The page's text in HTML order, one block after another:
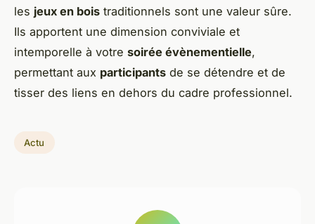
les jeux en bois traditionnels sont une valeur sûre.
Ils apportent une dimension conviviale et
intemporelle à votre soirée évènementielle,
permettant aux participants de se détendre et de
tisser des liens en dehors du cadre professionnel.
Actu